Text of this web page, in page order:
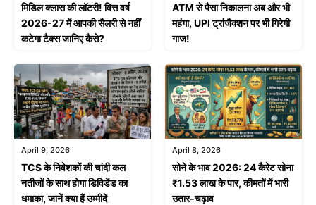
मिडिल क्लास की लॉटरी! वित्त वर्ष
2026-27 में आपकी सैलरी से नहीं
कटेगा टैक्स जानिए कैसे?
ATM से पैसा निकालना अब और भी
महंगा, UPI ट्रांजैक्शन पर भी गिरेगी
गाज!
April 9, 2026
TCS के निवेशकों की चांदी कल
नतीजों के साथ होगा डिविडेंड का
धमाका, जानें क्या हैं उम्मीदें
April 8, 2026
सोने के भाव 2026: 24 कैरेट सोना
₹1.53 लाख के पार, कीमतों में भारी
उतार-चढ़ाव